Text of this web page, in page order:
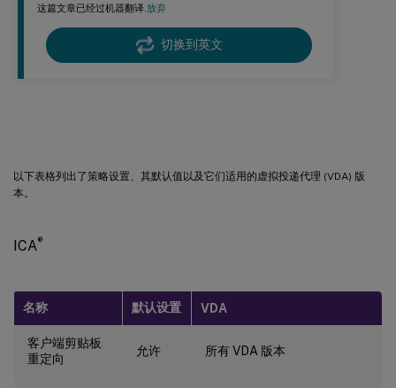
这篇文章已经过机器翻译.放弃
切换到英文
以下表格列出了策略设置、其默认值以及它们适用的虚拟投递代理 (VDA) 版
本。
ICA®
名称 默认设置 VDA
客户端剪贴板
重定向
允许 所有 VDA 版本
ICA/最终用户监控
ICA/增强桌面体验
ICA/保持活动
ICA/本地应用程序访问
ICA/端口重定向
ICA/打印
ICA/打印/客户端打印机